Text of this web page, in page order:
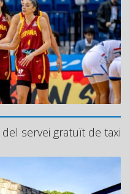
servei gratuït de taxi